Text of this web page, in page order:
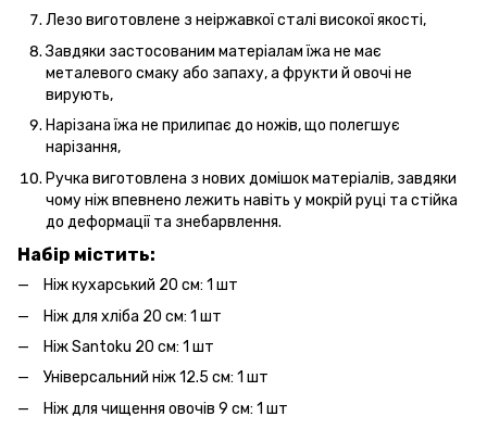
Лезо виготовлене з неіржавкої сталі високої якості,
Завдяки застосованим матеріалам їжа не має
металевого смаку або запаху, а фрукти й овочі не
вирують,
Нарізана їжа не прилипає до ножів, що полегшує
нарізання,
Ручка виготовлена з нових домішок матеріалів, завдяки
чому ніж впевнено лежить навіть у мокрій руці та стійка
до деформації та знебарвлення.
Набір містить:
Ніж кухарський 20 см: 1 шт
Ніж для хліба 20 см: 1 шт
Ніж Santoku 20 см: 1 шт
Універсальний ніж 12.5 см: 1 шт
Ніж для чищення овочів 9 см: 1 шт